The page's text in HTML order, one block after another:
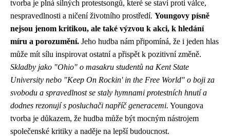
tvorba je plná silných protestsongů, které se staví proti válce,
nespravedlnosti a ničení životního prostředí. Youngovy písně
nejsou jenom kritikou, ale také výzvou k akci, k hledání
míru a porozumění. Jeho hudba nám připomíná, že i jeden hlas
může mít sílu inspirovat ostatní a přispět k pozitivní změně.
Skladby jako "Ohio" o masakru studentů na Kent State
University nebo "Keep On Rockin' in the Free World" o boji za
svobodu a spravedlnost se staly hymnami protestních hnutí a
dodnes rezonují s posluchači napříč generacemi. Youngova
tvorba je důkazem, že hudba může být mocným nástrojem
společenské kritiky a naděje na lepší budoucnost.